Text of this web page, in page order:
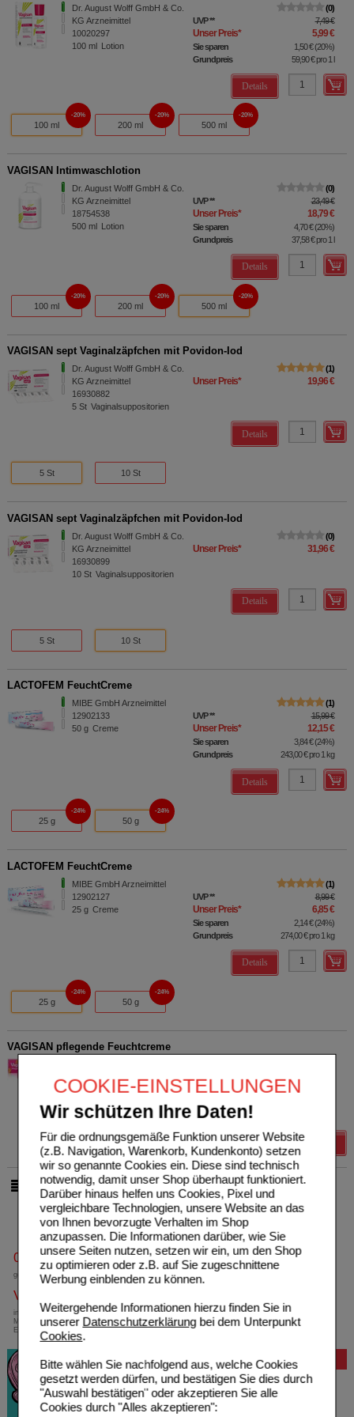
COOKIE-EINSTELLUNGEN
Wir schützen Ihre Daten!
Für die ordnungsgemäße Funktion unserer Website
(z.B. Navigation, Warenkorb, Kundenkonto) setzen
wir so genannte Cookies ein. Diese sind technisch
notwendig, damit unser Shop überhaupt funktioniert.
Darüber hinaus helfen uns Cookies, Pixel und
vergleichbare Technologien, unsere Website an das
von Ihnen bevorzugte Verhalten im Shop
anzupassen. Die Informationen darüber, wie Sie
unsere Seiten nutzen, setzen wir ein, um den Shop
zu optimieren oder z.B. auf Sie zugeschnittene
Werbung einblenden zu können.
Weitergehende Informationen hierzu finden Sie in
unserer Datenschutzerklärungbei dem Unterpunkt
Cookies.
Bitte wählen Sie nachfolgend aus, welche Cookies
gesetzt werden dürfen, und bestätigen Sie dies durch
"Auswahl bestätigen" oder akzeptieren Sie alle
Cookies durch "Alles akzeptieren":
Dr. August Wolff GmbH & Co.
KG Arzneimittel
10020297
100 ml Lotion
0
UVP** 7,49 €
Unser Preis* 5,99 €
Sie sparen 1,50 €(20%)
Grundpreis
59,90 €pro 1 l
Details
100 ml
20%
200 ml
20%
500 ml
20%
VAGISAN Intimwaschlotion
Dr. August Wolff GmbH & Co.
KG Arzneimittel
18754538
500 ml Lotion
0
UVP** 23,49 €
Unser Preis* 18,79 €
Sie sparen 4,70 €(20%)
Grundpreis
37,58 €pro 1 l
Details
100 ml
20%
200 ml
20%
500 ml
20%
VAGISAN sept Vaginalzäpfchen mit Povidon-Iod
Dr. August Wolff GmbH & Co.
KG Arzneimittel
16930882
5 St Vaginalsuppositorien
1
Unser Preis* 19,96 €
Details
5 St 10 St
VAGISAN sept Vaginalzäpfchen mit Povidon-Iod
Dr. August Wolff GmbH & Co.
KG Arzneimittel
16930899
10 St Vaginalsuppositorien
0
Unser Preis* 31,96 €
Details
5 St 10 St
LACTOFEM FeuchtCreme
MIBE GmbH Arzneimittel
12902133
50 g Creme
1
UVP** 15,99 €
Unser Preis* 12,15 €
Sie sparen 3,84 €(24%)
Grundpreis
243,00 €pro 1 kg
Details
25 g
24%
50 g
24%
LACTOFEM FeuchtCreme
MIBE GmbH Arzneimittel
12902127
25 g Creme
1
UVP** 8,99 €
Unser Preis* 6,85 €
Sie sparen 2,14 €(24%)
Grundpreis
274,00 €pro 1 kg
Details
25 g
24%
50 g
24%
VAGISAN pflegende Feuchtcreme
KG Arzneimittel
20011715
Creme
UVP **
Unser Preis*
Sie sparen
Grundpreis
pro Seite
0800-10 11 422
gebührenfreie Rufnummer
Versandkostenfrei
innerhalb Deutschlands bei einem
Mindestbestellwert von 13,99 Euro oder bei
Einsendung eines Kassenrezeptes
Bewertung